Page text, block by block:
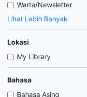
Warta/Newsletter
Lihat Lebih Banyak
Lokasi
My Library
Bahasa
Bahasa Asing